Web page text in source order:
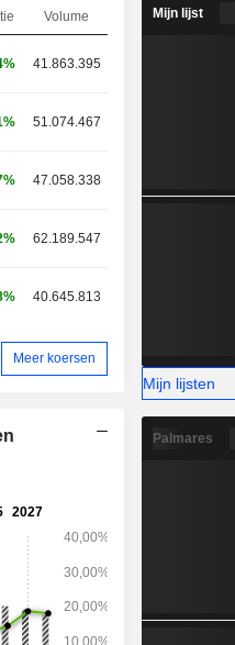
Volume
41.863.395
51.074.467
47.058.338
62.189.547
40.645.813
Meer koersen
Mijn lijst
Mijn lijsten
Palmares